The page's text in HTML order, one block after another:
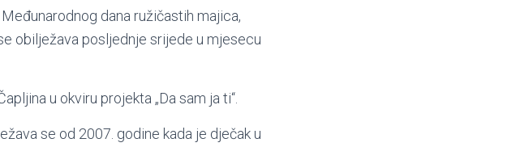
dana ružičastih majica,
obilježava posljednje srijede u mjesecu
u okviru projekta „Da sam ja ti“.
se od 2007. godine kada je dječak u